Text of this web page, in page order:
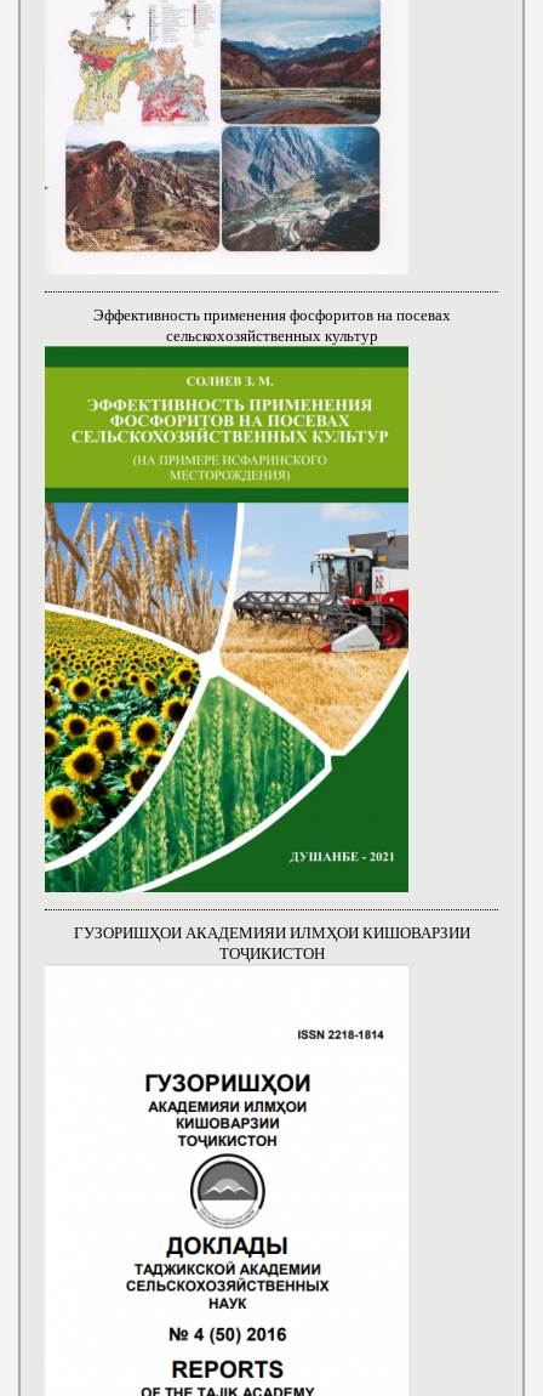
Эффективность применения фосфоритов на посевах
сельскохозяйственных культур
ГУЗОРИШҲОИ АКАДЕМИЯИ ИЛМҲОИ КИШОВАРЗИИ
ТОҶИКИСТОН